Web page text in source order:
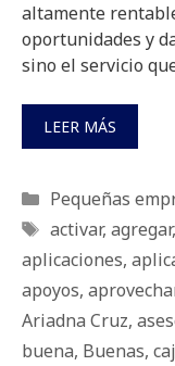
altamente
oportunidades y
sino el servicio
LEER MÁS
Categorías
Pequeñas
Etiquetas
activar, agregar,
aplicaciones,
apoyos,
Ariadna Cruz,
buena, Buenas,